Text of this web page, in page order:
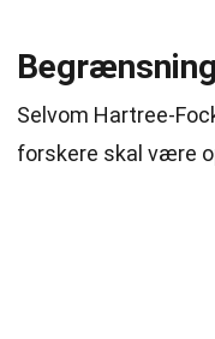
Selvom Hartree-
forskere skal være